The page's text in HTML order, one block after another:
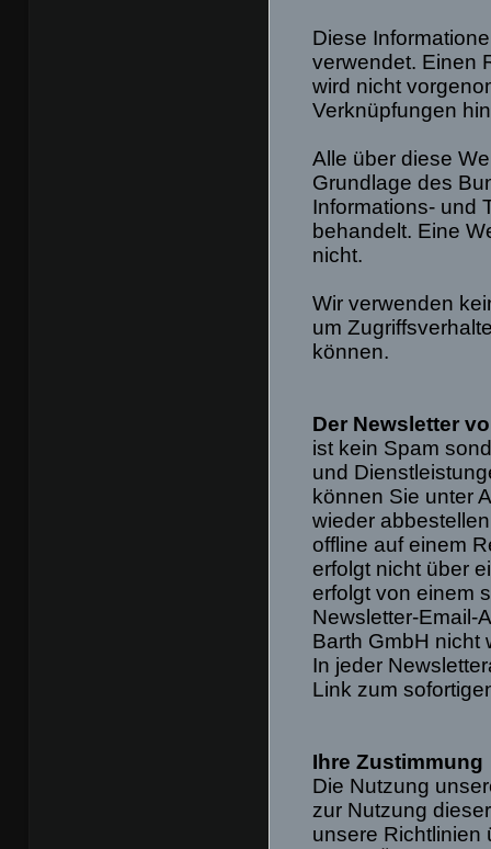
Diese
verwendet. Einen
wird nicht
Verknüpfungen
Alle über diese
Grundlage des
Informations- und
behandelt. Eine
nicht.
Wir verwenden
um
können.
Der Newsletter
ist kein Spam
und
können Sie unter
wieder
offline auf einem
erfolgt nicht über
erfolgt von einem
Newsletter-Email-
Barth GmbH nicht
In jeder
Link zum
Ihre Zustimmung
Die Nutzung
zur Nutzung
unsere Richtlinien